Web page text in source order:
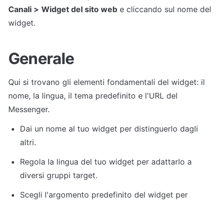
Canali > Widget del sito web e cliccando sul nome del
widget.
Generale
Qui si trovano gli elementi fondamentali del widget: il
nome, la lingua, il tema predefinito e l'URL del
Messenger.
Dai un nome al tuo widget per distinguerlo dagli
altri.
Regola la lingua del tuo widget per adattarlo a
diversi gruppi target.
Scegli l'argomento predefinito del widget per